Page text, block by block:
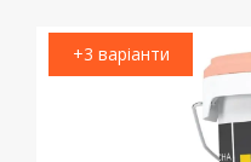
+3 варіанти